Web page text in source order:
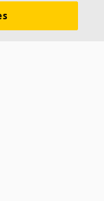
filer